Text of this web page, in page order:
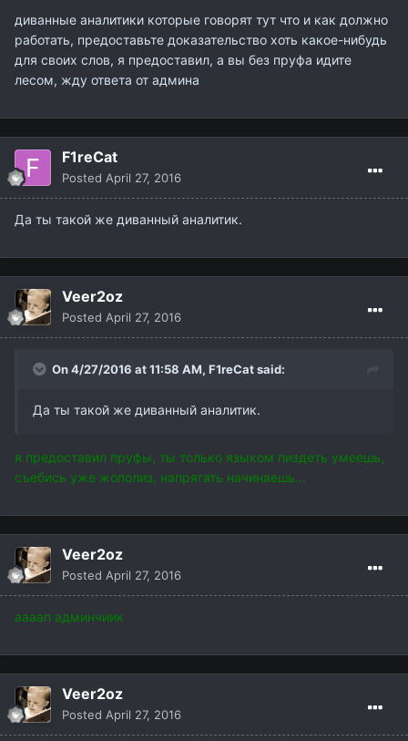
диванные аналитики которые говорят тут что и как должно
работать, предоставьте доказательство хоть какое-нибудь
для своих слов, я предоставил, а вы без пруфа идите
лесом, жду ответа от админа
F1reCat
Posted April 27, 2016
Да ты такой же диванный аналитик.
Veer2oz
Posted April 27, 2016
On 4/27/2016 at 11:58 AM, F1reCatsaid:
Да ты такой же диванный аналитик.
я предоставил пруфы, ты только языком пиздеть умеешь,
съебись уже жополиз, напрягать начинаешь...
Veer2oz
Posted April 27, 2016
аааап админчиик
Veer2oz
Posted April 27, 2016